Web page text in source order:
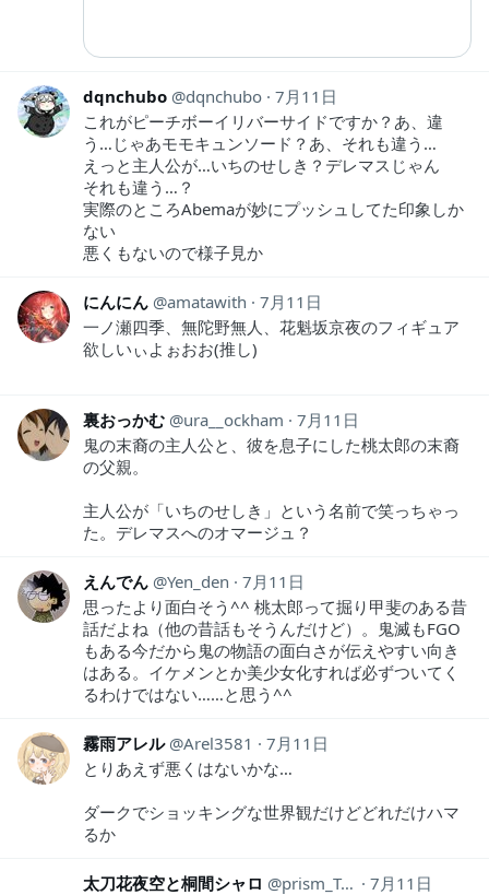
dqnchubo dqnchubo 7月11日
これがピーチボーイリバーサイドですか？あ、違
う…じゃあモモキュンソード？あ、それも違う…
えっと主人公が…いちのせしき？デレマスじゃん
それも違う…？
実際のところAbemaが妙にプッシュしてた印象しか
ない
悪くもないので様子見か
にんにん amatawith
7月11日
一ノ瀬四季、無陀野無人、花魁坂京夜のフィギュア
欲しいぃよぉおお(推し)
裏おっかむ ura__ockham
7月11日
鬼の末裔の主人公と、彼を息子にした桃太郎の末裔
の父親。
主人公が「いちのせしき」という名前で笑っちゃっ
た。デレマスへのオマージュ？
えんでん Yen_den
7月11日
思ったより面白そう^^ 桃太郎って掘り甲斐のある昔
話だよね（他の昔話もそうんだけど）。鬼滅もFGO
もある今だから鬼の物語の面白さが伝えやすい向き
はある。イケメンとか美少女化すれば必ずついてく
るわけではない……と思う^^
霧雨アレル Arel3581
7月11日
とりあえず悪くはないかな…
ダークでショッキングな世界観だけどどれだけハマ
るか
太刀花夜空と桐間シャロ prism_Tatibana
7月11日